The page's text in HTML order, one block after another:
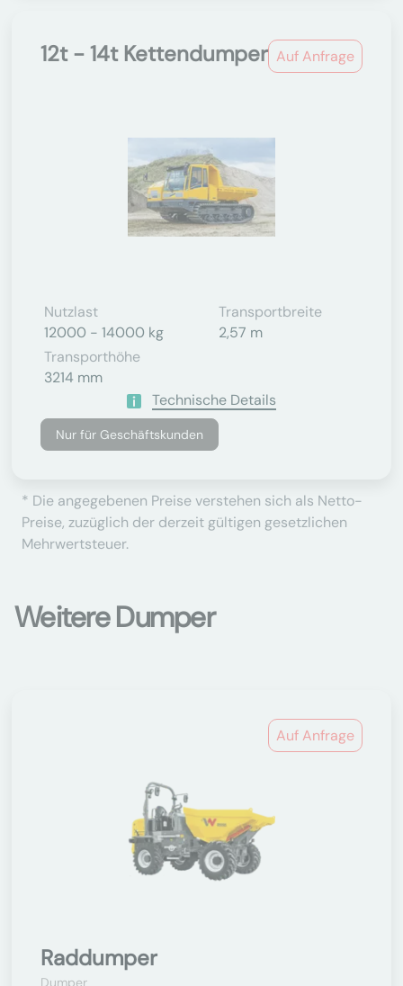
Auf Anfrage
12t - 14t Kettendumper
Nutzlast
12000 - 14000 kg
Transportbreite
2,57 m
Transporthöhe
3214 mm
Technische Details
Nur für Geschäftskunden
* Die angegebenen Preise verstehen sich als Netto-
Preise, zuzüglich der derzeit gültigen gesetzlichen
Mehrwertsteuer.
Weitere Dumper
Auf Anfrage
Raddumper
Dumper